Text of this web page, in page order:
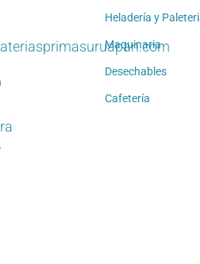
Heladería y
Maquinaria
Desechables
Cafetería